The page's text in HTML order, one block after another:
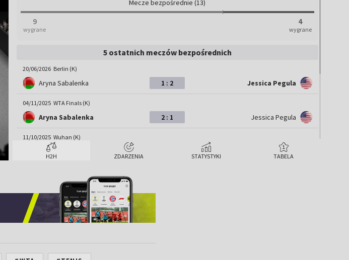
H2H ZDARZENIA STATYSTYKI TABELA
Mecze bezpośrednie (13)
9
wygrane
4
wygrane
5 ostatnich meczów bezpośrednich
20/06/2026 Berlin (K)
Aryna Sabalenka 1 : 2 Jessica Pegula
04/11/2025 WTA Finals (K)
Aryna Sabalenka 2 : 1 Jessica Pegula
11/10/2025 Wuhan (K)
Aryna Sabalenka Jessica Pegula
Aryna Sabalenka
29/03/2025 Miami (K)
Aryna Sabalenka